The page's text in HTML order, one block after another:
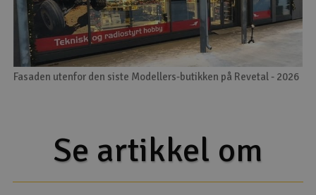
Fasaden utenfor den siste Modellers-butikken på Revetal - 2026
Se artikkel om